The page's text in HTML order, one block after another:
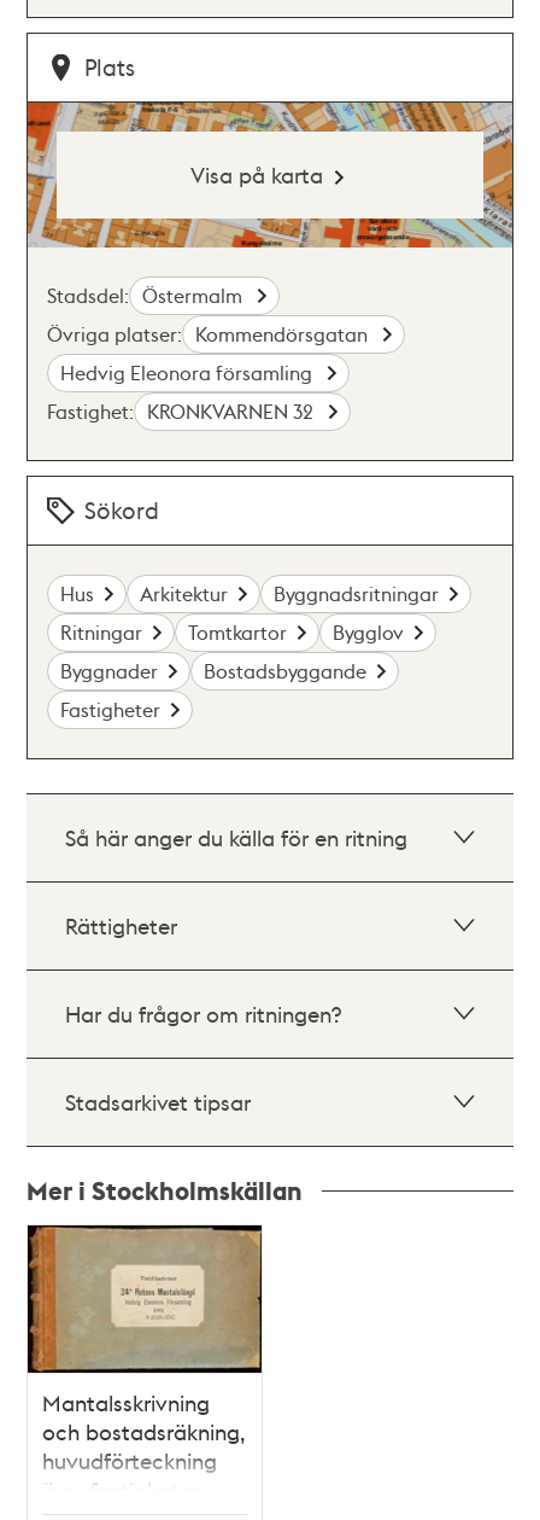
Plats
Visa på karta
Stadsdel: Östermalm
Övriga platser: Kommendörsgatan
Hedvig Eleonora församling
Fastighet: KRONKVARNEN 32
Sökord
Hus Arkitektur
Byggnadsritningar
Ritningar
Tomtkartor
Bygglov
Byggnader
Bostadsbyggande
Fastigheter
Så här anger du källa för en ritning
Rättigheter
Har du frågor om ritningen?
Stadsarkivet tipsar
Mer i Stockholmskällan
Relaterade
poster
och
teman
Mantalsskrivning
och bostadsräkning,
huvudförteckning
över fastigheten